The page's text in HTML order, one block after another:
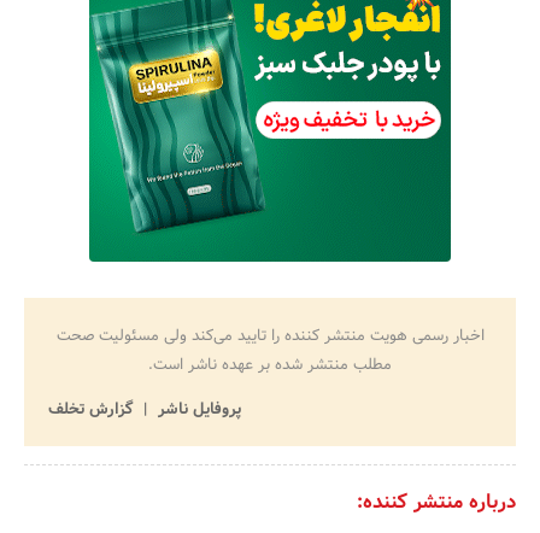
اخبار رسمی هویت منتشر کننده را تایید می‌کند ولی مسئولیت صحت
مطلب منتشر شده بر عهده ناشر است.
پروفایل ناشر
گزارش تخلف
درباره منتشر کننده: